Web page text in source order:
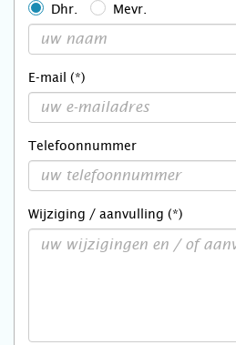
Dhr.
Mevr.
E-mail (*)
Telefoonnummer
Wijziging / aanvulling (*)